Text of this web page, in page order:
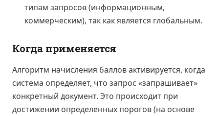
типам запросов (информационным,
коммерческим), так как является глобальным.
Когда применяется
Алгоритм начисления баллов активируется, когда
система определяет, что запрос «запрашивает»
конкретный документ. Это происходит при
достижении определенных порогов (на основе